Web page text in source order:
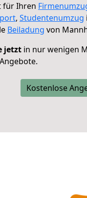
für Ihren
, Studentenumzug
Beiladung von
jetzt in nur wenigen
Kostenlose